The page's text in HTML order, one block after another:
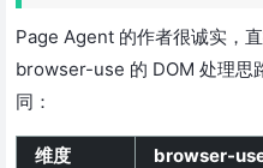
Page Agent 的作者很诚实，
browser-use 的 DOM 处理思
同：
维度 browser-